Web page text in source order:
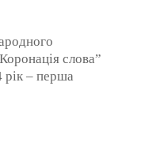
слова”
рік – перша